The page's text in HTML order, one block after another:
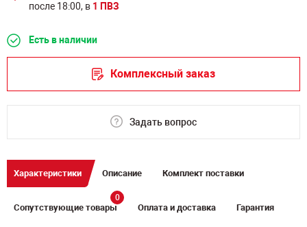
после 18:00, в 1 ПВЗ
Есть в наличии
Комплексный заказ
Задать вопрос
Характеристики Описание Комплект поставки
Сопутствующие товары
0
Оплата и доставка Гарантия